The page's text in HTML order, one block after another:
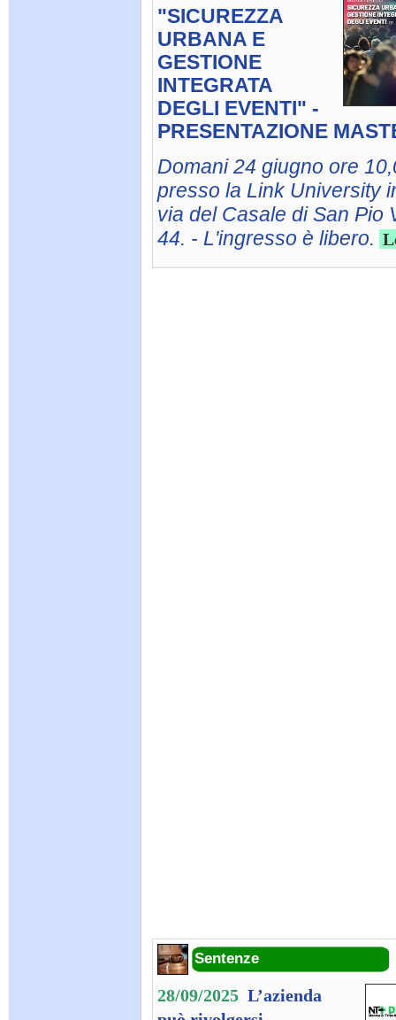
"SICUREZZA
URBANA E
GESTIONE
INTEGRATA
DEGLI EVENTI" -
PRESENTAZIONE
Domani 24 giugno ore
presso la Link University
via del Casale di San Pio
44. - L'ingresso è libero.
Sentenze
28/09/2025 L’azienda